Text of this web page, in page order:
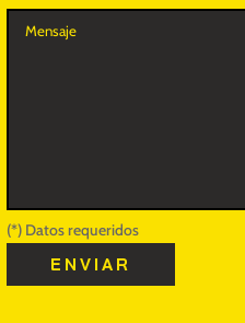
(*) Datos requeridos